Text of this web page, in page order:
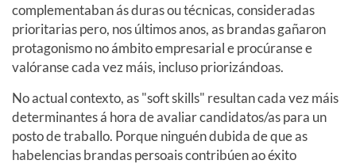
complementaban ás duras ou técnicas, consideradas
prioritarias pero, nos últimos anos, as brandas gañaron
protagonismo no ámbito empresarial e procúranse e
valóranse cada vez máis, incluso priorizándoas.
No actual contexto, as "soft skills" resultan cada vez máis
determinantes á hora de avaliar candidatos/as para un
posto de traballo. Porque ninguén dubida de que as
habelencias brandas persoais contribúen ao éxito